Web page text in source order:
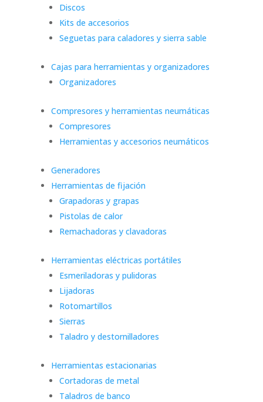
Discos
Kits de accesorios
Seguetas para caladores y sierra sable
Cajas para herramientas y organizadores
Organizadores
Compresores y herramientas neumáticas
Compresores
Herramientas y accesorios neumáticos
Generadores
Herramientas de fijación
Grapadoras y grapas
Pistolas de calor
Remachadoras y clavadoras
Herramientas eléctricas portátiles
Esmeriladoras y pulidoras
Lijadoras
Rotomartillos
Sierras
Taladro y destornilladores
Herramientas estacionarias
Cortadoras de metal
Taladros de banco